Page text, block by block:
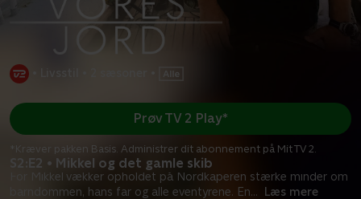
S2:E2 • Mikkel og det gamle skib
For Mikkel vækker opholdet på Nordkaperen stærke minder om
barndommen, hans far og alle eventyrene. En... Læs mere
Prøv TV 2 Play*
*Kræver pakken Basis. Administrer dit abonnement på Mit TV 2.